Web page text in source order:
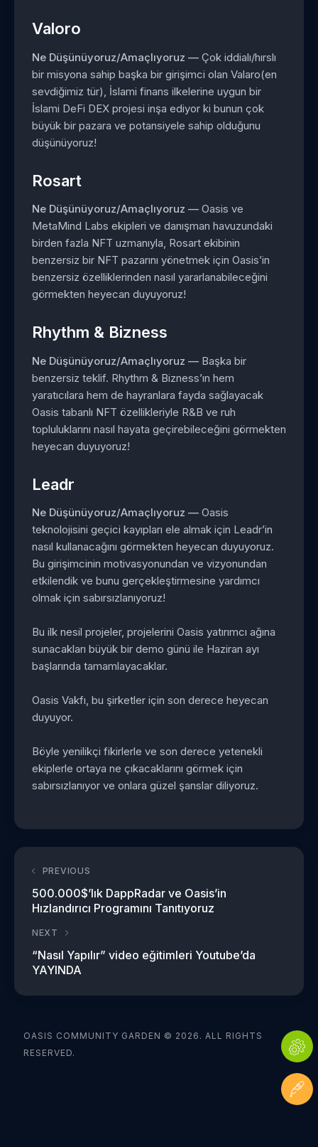
Valoro
Ne Düşünüyoruz/Amaçlıyoruz — Çok iddialı/hırslı
bir misyona sahip başka bir girişimci olan Valaro(en
sevdiğimiz tür), İslami finans ilkelerine uygun bir
İslami DeFi DEX projesi inşa ediyor ki bunun çok
büyük bir pazara ve potansiyele sahip olduğunu
düşünüyoruz!
Rosart
Ne Düşünüyoruz/Amaçlıyoruz — Oasis ve
MetaMind Labs ekipleri ve danışman havuzundaki
birden fazla NFT uzmanıyla, Rosart ekibinin
benzersiz bir NFT pazarını yönetmek için Oasis’in
benzersiz özelliklerinden nasıl yararlanabileceğini
görmekten heyecan duyuyoruz!
Rhythm & Bizness
Ne Düşünüyoruz/Amaçlıyoruz — Başka bir
benzersiz teklif. Rhythm & Bizness’ın hem
yaratıcılara hem de hayranlara fayda sağlayacak
Oasis tabanlı NFT özellikleriyle R&B ve ruh
topluluklarını nasıl hayata geçirebileceğini görmekten
heyecan duyuyoruz!
Leadr
Ne Düşünüyoruz/Amaçlıyoruz — Oasis
teknolojisini geçici kayıpları ele almak için Leadr’in
nasıl kullanacağını görmekten heyecan duyuyoruz.
Bu girişimcinin motivasyonundan ve vizyonundan
etkilendik ve bunu gerçekleştirmesine yardımcı
olmak için sabırsızlanıyoruz!
Bu ilk nesil projeler, projelerini Oasis yatırımcı ağına
sunacakları büyük bir demo günü ile Haziran ayı
başlarında tamamlayacaklar.
Oasis Vakfı, bu şirketler için son derece heyecan
duyuyor.
Böyle yenilikçi fikirlerle ve son derece yetenekli
ekiplerle ortaya ne çıkacaklarını görmek için
sabırsızlanıyor ve onlara güzel şanslar diliyoruz.
PREVIOUS
500.000$’lık DappRadar ve Oasis’in
Hızlandırıcı Programını Tanıtıyoruz
NEXT
“Nasıl Yapılır” video eğitimleri Youtube’da
YAYINDA
OASIS COMMUNITY GARDEN © 2026. ALL RIGHTS
RESERVED.